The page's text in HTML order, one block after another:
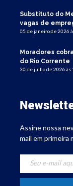
Substituto do
vagas de
05 de janeiro de 2026
Moradores
do Rio Corrente
30 de julho de 2026 às
Assine nossa
mail em primeira